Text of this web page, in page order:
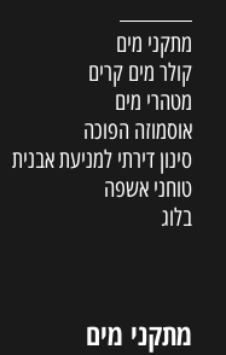
מתקני מים
קולר מים קרים
מטהרי מים
אוסמוזה הפוכה
סינון דירתי למניעת אבנית
טוחני אשפה
בלוג
מתקני מים